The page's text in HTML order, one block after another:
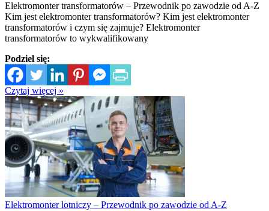
Elektromonter transformatorów – Przewodnik po zawodzie od A-Z
Kim jest elektromonter transformatorów? Kim jest elektromonter
transformatorów i czym się zajmuje? Elektromonter
transformatorów to wykwalifikowany
Podziel się:
Czytaj więcej »
Elektromonter lotniczy – Przewodnik po zawodzie od A-Z